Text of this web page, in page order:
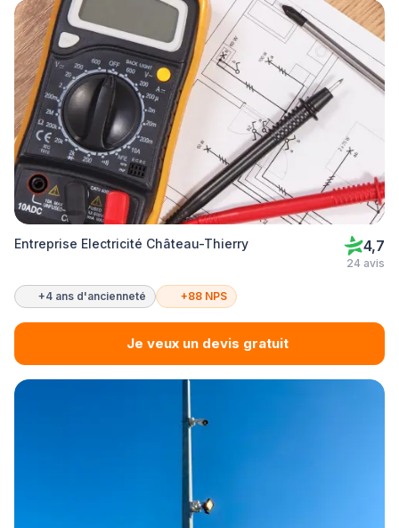
Entreprise Electricité Château-Thierry 4,7
24 avis
+4 ans d'ancienneté +88 NPS
Je veux un devis gratuit